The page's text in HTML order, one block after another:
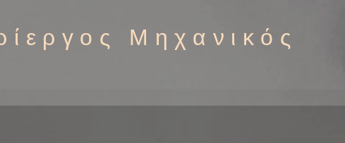
Μηχανικός